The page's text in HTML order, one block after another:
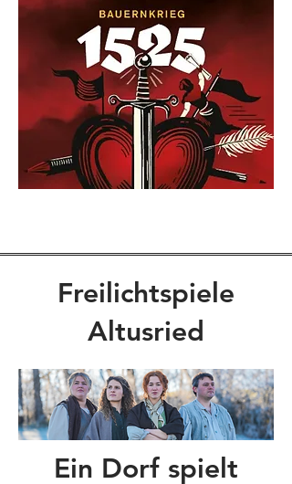
Freilichtspiele
Altusried
Ein Dorf spielt